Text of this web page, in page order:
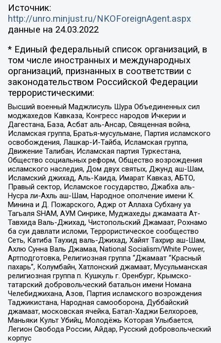
Источник:
http://unro.minjust.ru/NKOForeignAgent.aspx
данные на 24.03.2022
* Единый федеральный список организаций, в
том числе иностранных и международных
организаций, признанных в соответствии с
законодательством Российской Федерации
террористическими:
Высший военный Маджлисуль Шура Объединенных сил
моджахедов Кавказа, Конгресс народов Ичкерии и
Дагестана, База, Асбат аль-Ансар, Священная война,
Исламская группа, Братья-мусульмане, Партия исламского
освобождения, Лашкар-И-Тайба, Исламская группа,
Движение Талибан, Исламская партия Туркестана,
Общество социальных реформ, Общество возрождения
исламского наследия, Дом двух святых, Джунд аш-Шам,
Исламский джихад, Аль-Каида, Имарат Кавказ, АБТО,
Правый сектор, Исламское государство, Джабха аль-
Нусра ли-Ахль аш-Шам, Народное ополчение имени К.
Минина и Д. Пожарского, Аджр от Аллаха Субхану уа
Тагьаля SHAM, АУМ Синрике, Муджахеды джамаата Ат-
Тавхида Валь-Джихад, Чистопольский Джамаат, Рохнамо
ба суи давлати исломи, Террористическое сообщество
Сеть, Катиба Таухид валь-Джихад, Хайят Тахрир аш-Шам,
Ахлю Сунна Валь Джамаа, National Socialism/White Power,
Артподготовка, Религиозная группа “Джамаат “Красный
пахарь”, Колумбайн, Хатлонский джамаат, Мусульманская
религиозная группа п. Кушкуль г. Оренбург, Крымско-
татарский добровольческий батальон имени Номана
Челебиджихана, Азов, Партия исламского возрождения
Таджикистана, Народная самооборона, Дуббайский
джамаат, московская ячейка, Батал-Хаджи Белхороев,
Маньяки Культ Убийц, Молодёжь Которая Улыбается,
Легион Свобода России, Айдар, Русский добровольческий
корпус